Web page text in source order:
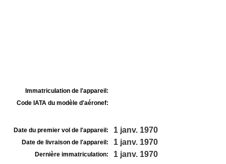
Immatriculation de l'appareil:
Code IATA du modèle d'aéronef:
Date du premier vol de l'appareil: 1 janv. 1970
Date de livraison de l'appareil: 1 janv. 1970
Dernière immatriculation: 1 janv. 1970